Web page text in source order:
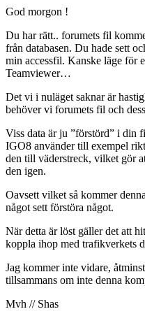
God morgon !
Du har rätt.. forumets fil
från databasen. Du hade sett
min accessfil. Kanske läge för
Teamviewer…
Det vi i nuläget saknar är
behöver vi forumets fil och
Viss data är ju ”förstörd” i din
IGO8 använder till exempel
den till väderstreck, vilket gör
den igen.
Oavsett vilket så kommer
något sett förstöra något.
När detta är löst gäller det att
koppla ihop med trafikverkets
Jag kommer inte vidare,
tillsammans om inte denna
Mvh // Shas